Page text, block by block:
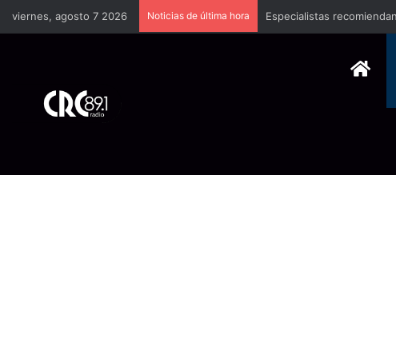
viernes, agosto 7 2026 Noticias de última hora Especialistas